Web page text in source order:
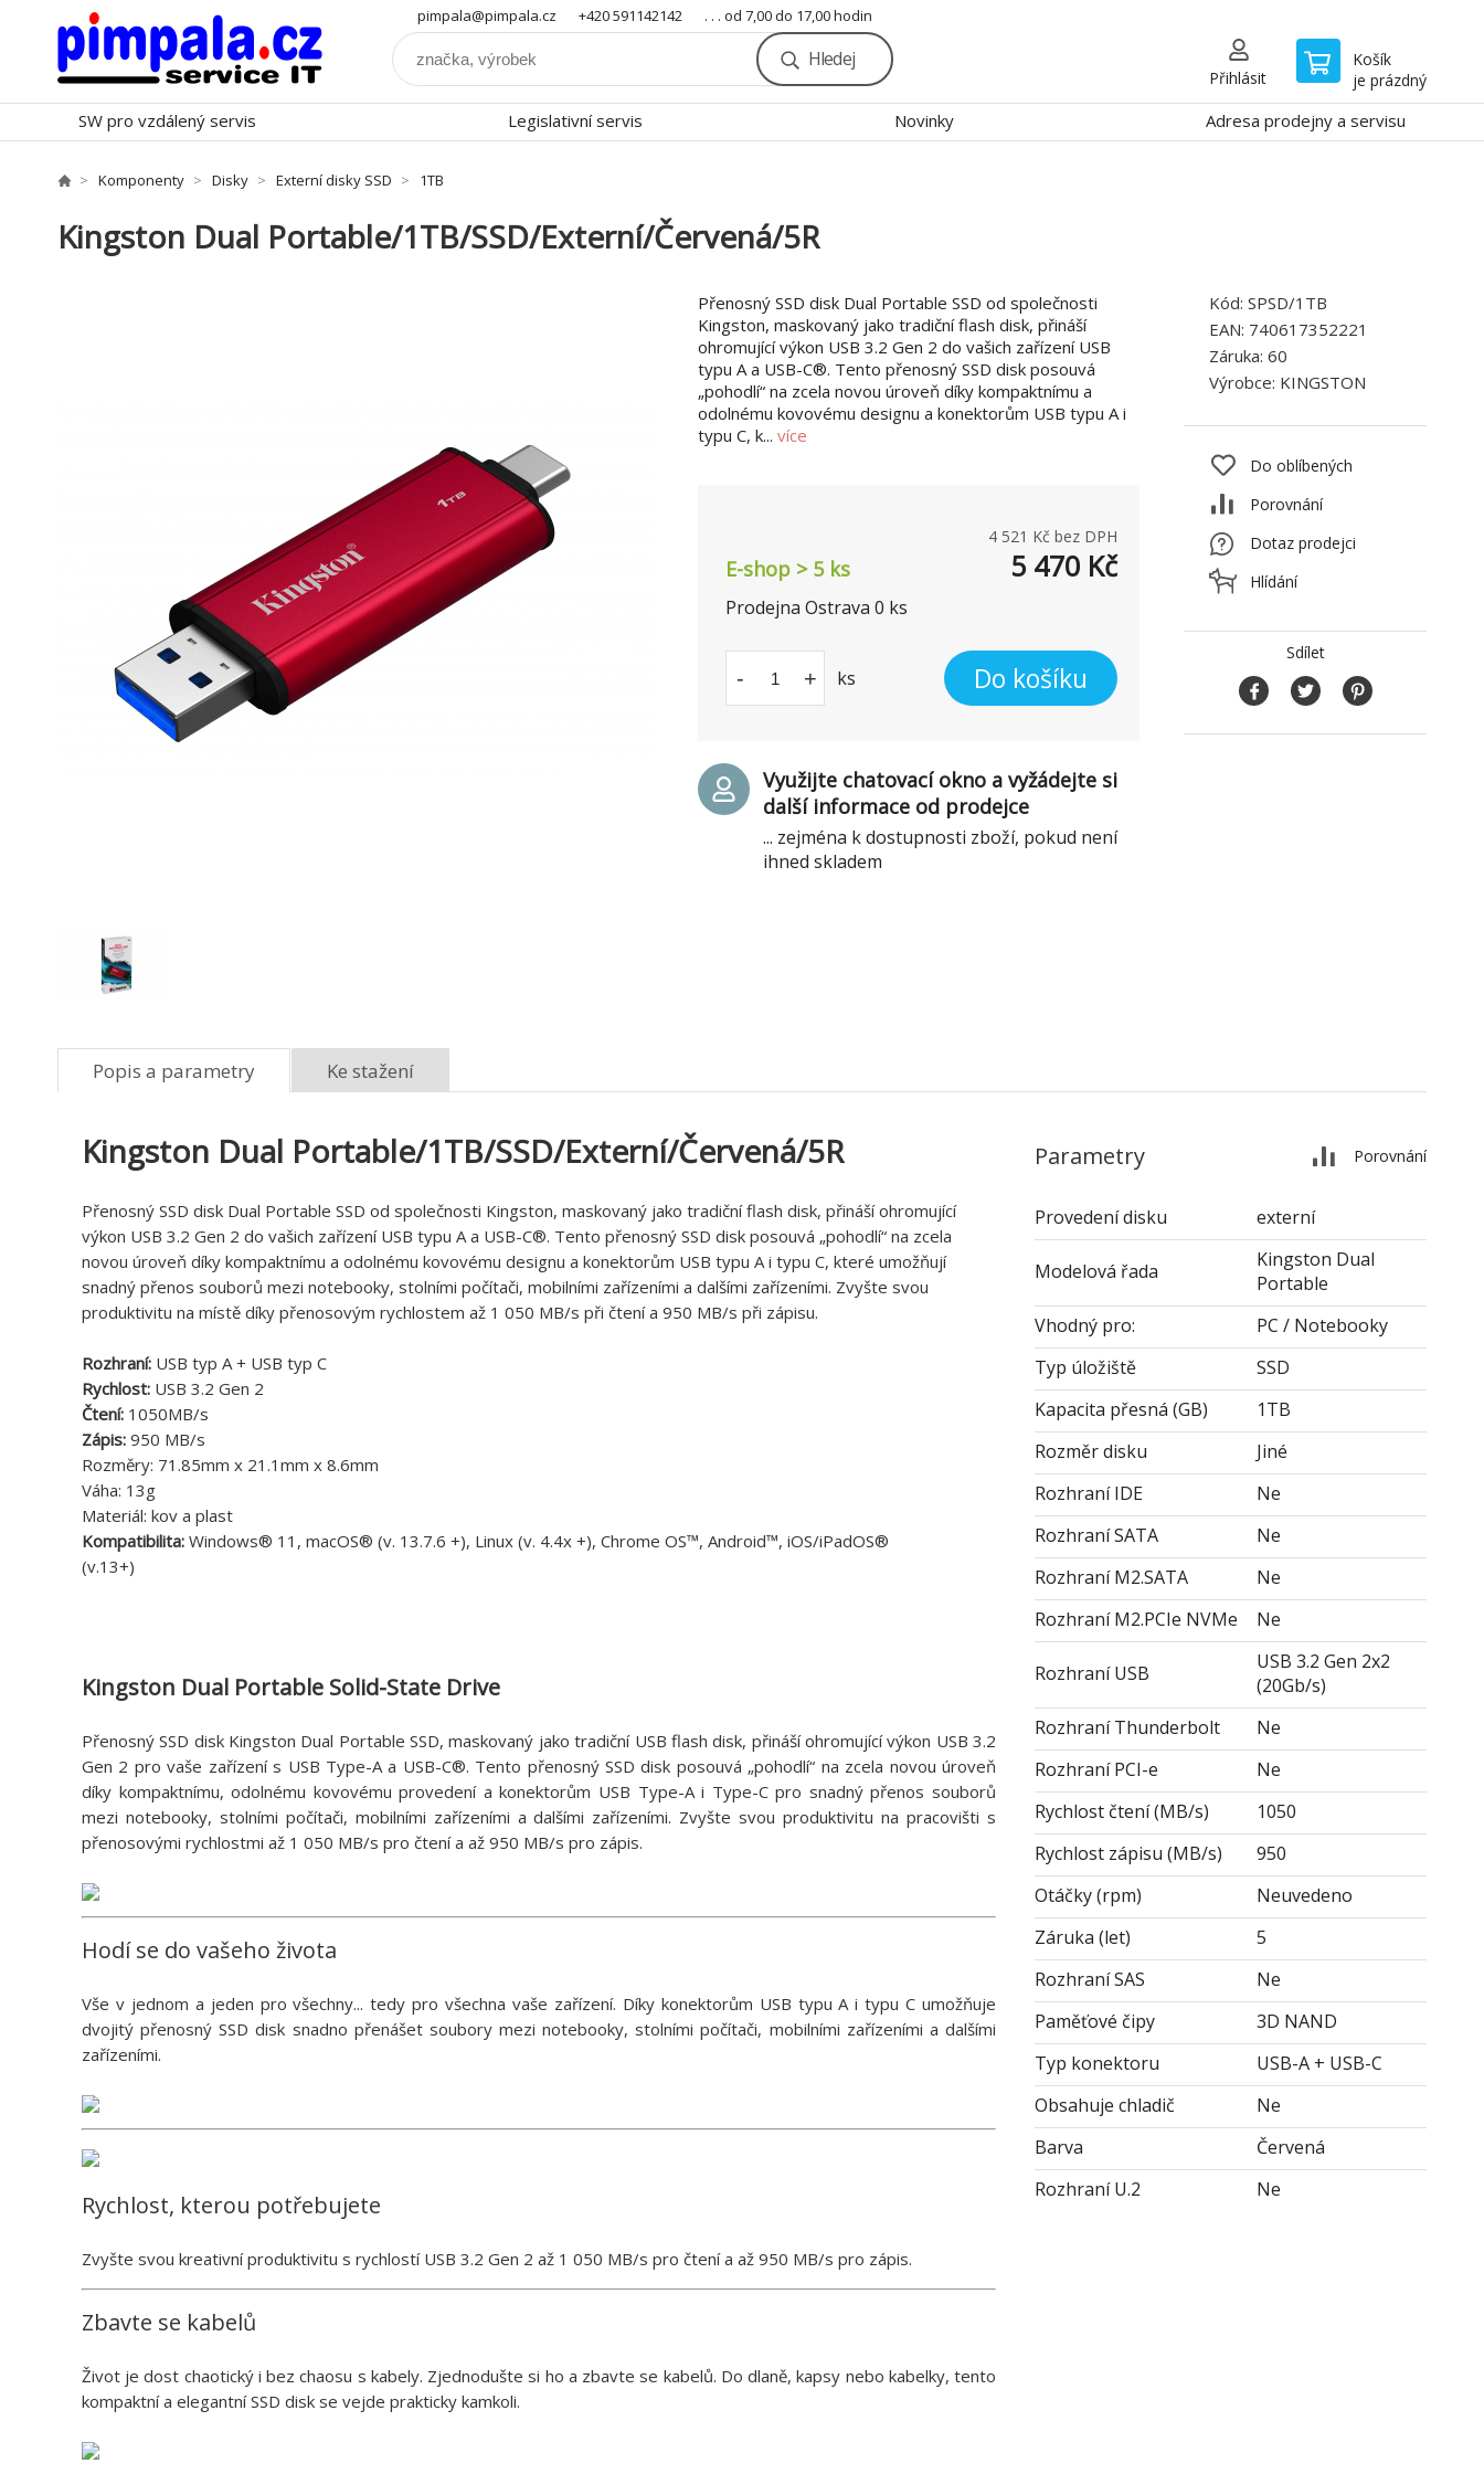
pimpala@pimpala.cz +420 591142142 . . . od 7,00 do 17,00 hodin
Hledej
Přihlásit
Košík
je prázdný
SW pro vzdálený servis Legislativní servis Novinky Adresa prodejny a servisu
Komponenty Disky Externí disky SSD 1TB
Kingston Dual Portable/1TB/SSD/Externí/Červená/5R
Přenosný SSD disk Dual Portable SSD od společnosti
Kingston, maskovaný jako tradiční flash disk, přináší
ohromující výkon USB 3.2 Gen 2 do vašich zařízení USB
typu A a USB-C®. Tento přenosný SSD disk posouvá
„pohodlí“ na zcela novou úroveň díky kompaktnímu a
odolnému kovovému designu a konektorům USB typu A i
typu C, k... více
4 521 Kč bez DPH
E-shop > 5 ks 5 470 Kč
Prodejna Ostrava 0 ks
- + ks Do košíku
Využijte chatovací okno a vyžádejte si
další informace od prodejce
... zejména k dostupnosti zboží, pokud není
ihned skladem
Kód: SPSD/1TB
EAN: 740617352221
Záruka: 60
Výrobce: KINGSTON
Do oblíbených
Porovnání
Dotaz prodejci
Hlídání
Sdílet
Popis a parametry Ke stažení
Kingston Dual Portable/1TB/SSD/Externí/Červená/5R
Přenosný SSD disk Dual Portable SSD od společnosti Kingston, maskovaný jako tradiční flash disk, přináší ohromující
výkon USB 3.2 Gen 2 do vašich zařízení USB typu A a USB-C®. Tento přenosný SSD disk posouvá „pohodlí“ na zcela
novou úroveň díky kompaktnímu a odolnému kovovému designu a konektorům USB typu A i typu C, které umožňují
snadný přenos souborů mezi notebooky, stolními počítači, mobilními zařízeními a dalšími zařízeními. Zvyšte svou
produktivitu na místě díky přenosovým rychlostem až 1 050 MB/s při čtení a 950 MB/s při zápisu.
Rozhraní: USB typ A + USB typ C
Rychlost: USB 3.2 Gen 2
Čtení: 1050MB/s
Zápis: 950 MB/s
Rozměry: 71.85mm x 21.1mm x 8.6mm
Váha: 13g
Materiál: kov a plast
Kompatibilita: Windows® 11, macOS® (v. 13.7.6 +), Linux (v. 4.4x +), Chrome OS™, Android™, iOS/iPadOS®
(v.13+)
Kingston Dual Portable Solid-State Drive
Přenosný SSD disk Kingston Dual Portable SSD, maskovaný jako tradiční USB flash disk, přináší ohromující výkon USB 3.2
Gen 2 pro vaše zařízení s USB Type-A a USB-C®. Tento přenosný SSD disk posouvá „pohodlí“ na zcela novou úroveň
díky kompaktnímu, odolnému kovovému provedení a konektorům USB Type-A i Type-C pro snadný přenos souborů
mezi notebooky, stolními počítači, mobilními zařízeními a dalšími zařízeními. Zvyšte svou produktivitu na pracovišti s
přenosovými rychlostmi až 1 050 MB/s pro čtení a až 950 MB/s pro zápis.
Hodí se do vašeho života
Vše v jednom a jeden pro všechny... tedy pro všechna vaše zařízení. Díky konektorům USB typu A i typu C umožňuje
dvojitý přenosný SSD disk snadno přenášet soubory mezi notebooky, stolními počítači, mobilními zařízeními a dalšími
zařízeními.
Rychlost, kterou potřebujete
Zvyšte svou kreativní produktivitu s rychlostí USB 3.2 Gen 2 až 1 050 MB/s pro čtení a až 950 MB/s pro zápis.
Zbavte se kabelů
Život je dost chaotický i bez chaosu s kabely. Zjednodušte si ho a zbavte se kabelů. Do dlaně, kapsy nebo kabelky, tento
kompaktní a elegantní SSD disk se vejde prakticky kamkoli.
Parametry Porovnání
Provedení disku externí
Modelová řada
Kingston Dual
Portable
Vhodný pro:
PC / Notebooky
Typ úložiště
SSD
Kapacita přesná (GB)
1TB
Rozměr disku
Jiné
Rozhraní IDE
Ne
Rozhraní SATA
Ne
Rozhraní M2.SATA
Ne
Rozhraní M2.PCIe NVMe
Ne
Rozhraní USB
USB 3.2 Gen 2x2
(20Gb/s)
Rozhraní Thunderbolt
Ne
Rozhraní PCI-e
Ne
Rychlost čtení (MB/s)
1050
Rychlost zápisu (MB/s)
950
Otáčky (rpm)
Neuvedeno
Záruka (let)
5
Rozhraní SAS
Ne
Paměťové čipy
3D NAND
Typ konektoru
USB-A + USB-C
Obsahuje chladič
Ne
Barva
Červená
Rozhraní U.2
Ne